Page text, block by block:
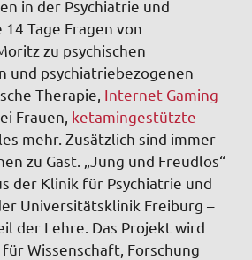
in der Psychiatrie und
Tage Fragen von
zu psychischen
und psychiatriebezogenen
Therapie, Internet Gaming
Frauen, ketamingestützte
mehr. Zusätzlich sind immer
zu Gast. „Jung und Freudlos“
der Klinik für Psychiatrie und
Universitätsklinik Freiburg –
der Lehre. Das Projekt wird
Wissenschaft, Forschung